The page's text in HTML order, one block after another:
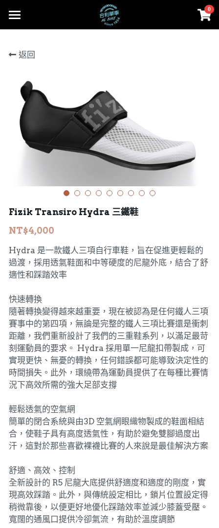
0
首頁
部落格
Cervélo
Colnago 可樂果
Cannondale
FARA
MERIDA 美利達
DARE
HASA
KHS 功學社
輪組、外胎
Facebook
instagram
賣場首頁
人身部品
零件
登錄 /註冊
02-2656-2246
andy851012@ymail.com
返回
Fizik Transiro Hydra 三鐵鞋
NT$4,000
Hydra 是一款鐵人三項自行車鞋，旨在促進更輕鬆的
過渡，採用透氣鞋面和中等硬度的尼龍外底，結合了舒
適性和踩踏效率
快速轉換
隨著轉換變得越來越重要，現在被認為是任何鐵人三項
賽事中的第四項，無論是完整的鐵人三項比賽還是衝刺
距離，我們重新設計了我們的三重鞋系列，以滿足最苛
刻運動員的要求。 Hydra 採用單一尼龍扣帶製成，可
實現更快、無憂的轉換，任何錯誤都可能導致決定性的
時間損失。此外，環繞帶為運動員提供了在每種比賽情
況下高效所需的強大足部支撐
輕鬆透氣的空氣網
簡單的閉合系統與由3D 空氣網眼織物製成的鞋面相結
合，使鞋子具有高度透氣性，有助於避免雙腳過度出
汗，這對於那些喜歡裸襪比賽的人來說是最佳解決方案
舒適、高效、控制
全新設計的 R5 尼龍大底提供舒適度和適度的剛度，實
現高效踩踏。此外，與傳統設定相比，鎖片位置設定得
稍微靠後，以便更好地優化踩踏效率並減少膝蓋受壓。
寬闊的通風口提供冷卻氣流，有助於溫度調節
×
商品分類
所有商品分類
人身部品
工具、油品